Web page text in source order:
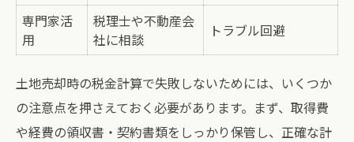
専門家活
用
税理士や不動産会
社に相談
トラブル回避
土地売却時の税金計算で失敗しないためには、いくつか
の注意点を押さえておく必要があります。まず、取得費
や経費の領収書・契約書類をしっかり保管し、正確な計